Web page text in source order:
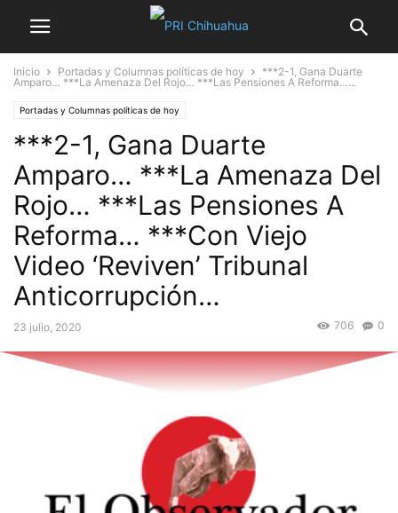
Inicio Portadas y Columnas políticas de hoy
***2-1, Gana Duarte
Amparo… ***La Amenaza Del Rojo… ***Las Pensiones A Reforma…...
Portadas y Columnas políticas de hoy
***2-1, Gana Duarte
Amparo… ***La Amenaza Del
Rojo… ***Las Pensiones A
Reforma… ***Con Viejo
Video ‘Reviven’ Tribunal
Anticorrupción…
23 julio, 2020 0
706